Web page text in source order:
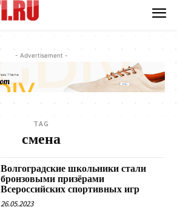
- Advertisement -
TAG
смена
Волгоградские школьники стали
бронзовыми призёрами
Всероссийских спортивных игр
26.05.2023